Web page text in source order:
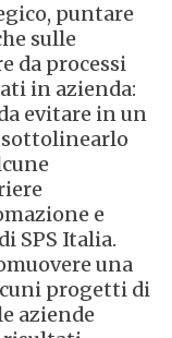
puntare
sulle
da processi
in azienda:
evitare in un
sottolinearlo
e
SPS Italia.
una
progetti di
aziende